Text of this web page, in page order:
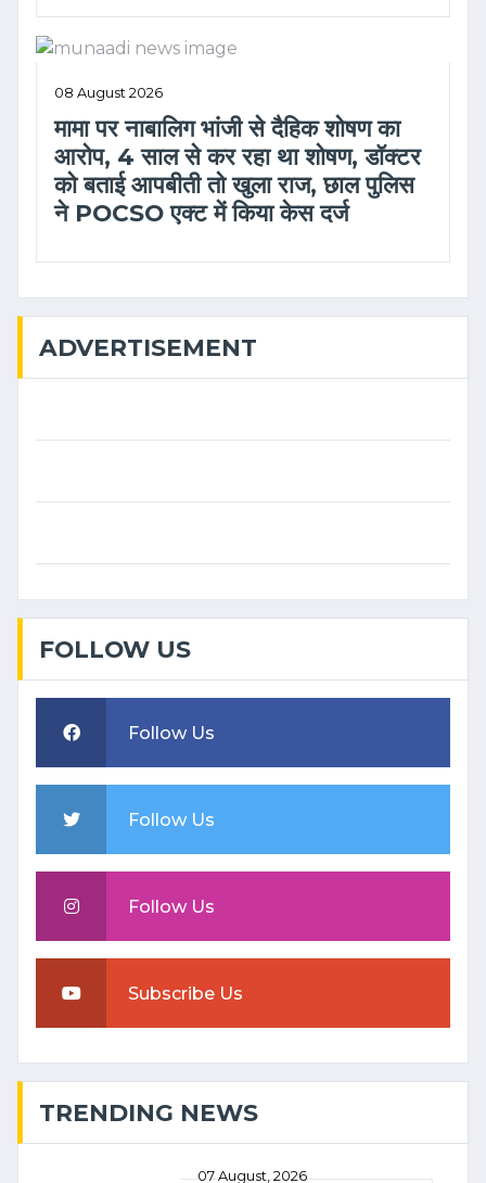
08 August 2026
मामा पर नाबालिग भांजी से दैहिक शोषण का
आरोप, 4 साल से कर रहा था शोषण, डॉक्टर
को बताई आपबीती तो खुला राज, छाल पुलिस
ने POCSO एक्ट में किया केस दर्ज
ADVERTISEMENT
FOLLOW US
Follow Us
Follow Us
Follow Us
Subscribe Us
TRENDING NEWS
07 August, 2026